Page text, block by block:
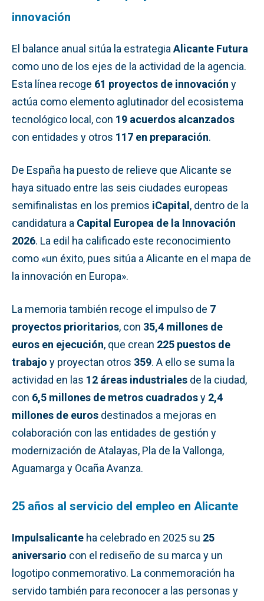
innovación
El balance anual sitúa la estrategia Alicante Futura
como uno de los ejes de la actividad de la agencia.
Esta línea recoge 61 proyectos de innovación y
actúa como elemento aglutinador del ecosistema
tecnológico local, con 19 acuerdos alcanzados
con entidades y otros 117 en preparación.
De España ha puesto de relieve que Alicante se
haya situado entre las seis ciudades europeas
semifinalistas en los premios iCapital, dentro de la
candidatura a Capital Europea de la Innovación
2026. La edil ha calificado este reconocimiento
como «un éxito, pues sitúa a Alicante en el mapa de
la innovación en Europa».
La memoria también recoge el impulso de 7
proyectos prioritarios, con 35,4 millones de
euros en ejecución, que crean 225 puestos de
trabajo y proyectan otros 359. A ello se suma la
actividad en las 12 áreas industriales de la ciudad,
con 6,5 millones de metros cuadradosy 2,4
millones de euros destinados a mejoras en
colaboración con las entidades de gestión y
modernización de Atalayas, Pla de la Vallonga,
Aguamarga y Ocaña Avanza.
25 años al servicio del empleo en Alicante
Impulsalicante ha celebrado en 2025 su 25
aniversario con el rediseño de su marca y un
logotipo conmemorativo. La conmemoración ha
servido también para reconocer a las personas y